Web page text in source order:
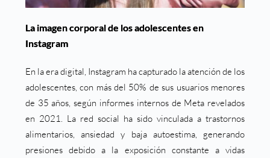
La imagen corporal de los adolescentes en
Instagram
En la era digital, Instagram ha capturado la atención de los
adolescentes, con más del 50% de sus usuarios menores
de 35 años, según informes internos de Meta revelados
en 2021. La red social ha sido vinculada a trastornos
alimentarios, ansiedad y baja autoestima, generando
presiones debido a la exposición constante a vidas